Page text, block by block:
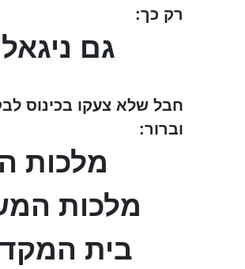
רק כך:
גם
חבל שלא צעקו בכינוס
וברור:
מלכות
מלכות
בית